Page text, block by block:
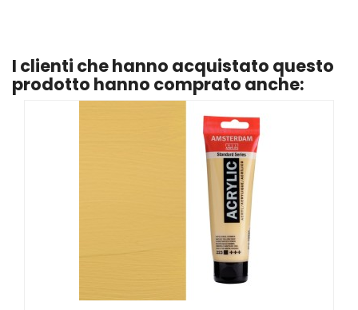
I clienti che hanno acquistato questo
prodotto hanno comprato anche: